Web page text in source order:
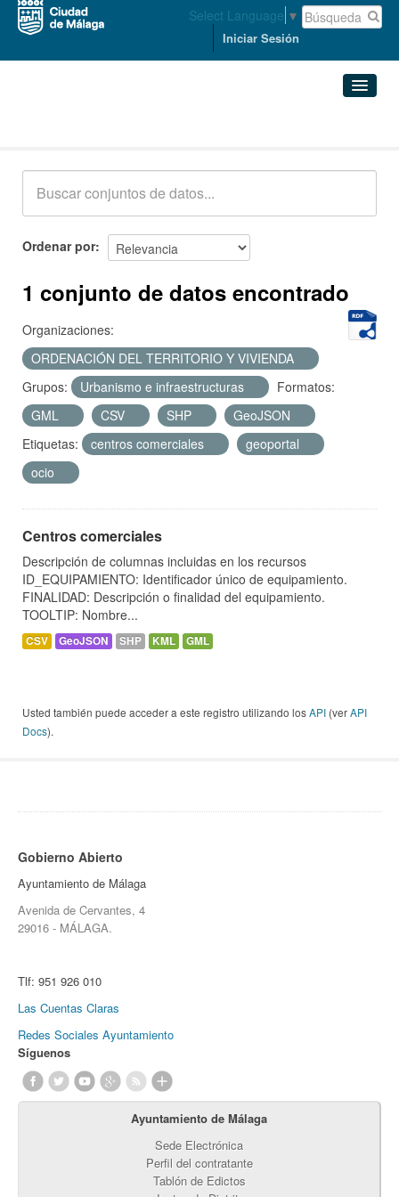
Select Language ▼
Iniciar Sesión
Acerca de
Ordenar por
1 conjunto de datos encontrado
Organizaciones:
ORDENACIÓN DEL TERRITORIO Y VIVIENDA
Grupos:
Urbanismo e infraestructuras
Formatos:
GML
CSV SHP
GeoJSON
Etiquetas:
centros comerciales
geoportal
ocio
Centros comerciales
Descripción de columnas incluidas en los recursos
ID_EQUIPAMIENTO: Identificador único de equipamiento.
FINALIDAD: Descripción o finalidad del equipamiento.
TOOLTIP: Nombre...
CSV GeoJSON SHP KML GML
Usted también puede acceder a este registro utilizando losAPI (verAPI
Docs).
Gobierno Abierto
Ayuntamiento de Málaga
Avenida de Cervantes, 4
29016 - MÁLAGA.
Tlf: 951 926 010
Las Cuentas Claras
Redes Sociales Ayuntamiento
Síguenos
Ayuntamiento de Málaga
Sede Electrónica
Perfil del contratante
Tablón de Edictos